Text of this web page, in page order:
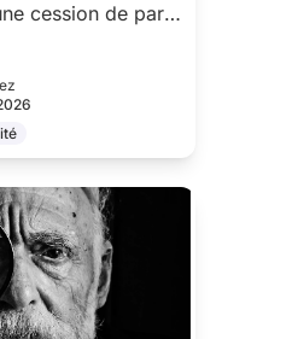
cession de parts